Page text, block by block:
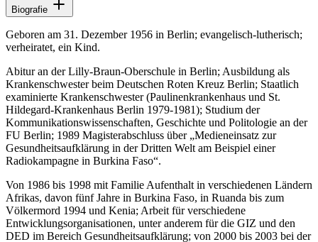
Biografie
Geboren am 31. Dezember 1956 in Berlin; evangelisch-lutherisch;
verheiratet, ein Kind.
Abitur an der Lilly-Braun-Oberschule in Berlin; Ausbildung als
Krankenschwester beim Deutschen Roten Kreuz Berlin; Staatlich
examinierte Krankenschwester (Paulinenkrankenhaus und St.
Hildegard-Krankenhaus Berlin 1979-1981); Studium der
Kommunikationswissenschaften, Geschichte und Politologie an der
FU Berlin; 1989 Magisterabschluss über „Medieneinsatz zur
Gesundheitsaufklärung in der Dritten Welt am Beispiel einer
Radiokampagne in Burkina Faso“.
Von 1986 bis 1998 mit Familie Aufenthalt in verschiedenen Ländern
Afrikas, davon fünf Jahre in Burkina Faso, in Ruanda bis zum
Völkermord 1994 und Kenia; Arbeit für verschiedene
Entwicklungsorganisationen, unter anderem für die GIZ und den
DED im Bereich Gesundheitsaufklärung; von 2000 bis 2003 bei der